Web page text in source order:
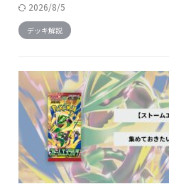
2026/8/5
デッキ解説